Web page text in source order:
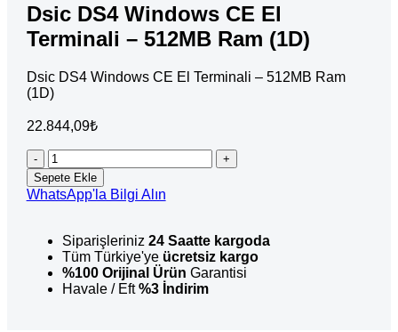
Dsic DS4 Windows CE El
Terminali – 512MB Ram (1D)
Dsic DS4 Windows CE El Terminali – 512MB Ram
(1D)
22.844,09₺
Dsic
DS4
Windows
CE
Terminali
-
512MB
Ram
Sepete Ekle
WhatsApp'la Bilgi Alın
Siparişleriniz 24 Saatte kargoda
Tüm Türkiye'ye ücretsiz kargo
%100 Orijinal Ürün Garantisi
Havale / Eft%3 İndirim